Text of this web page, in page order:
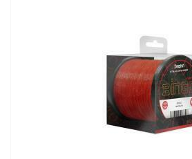
ZOBACZ PRODUKT